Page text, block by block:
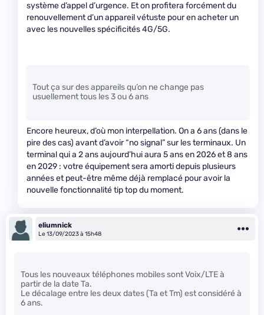
système d’appel d’urgence. Et on profitera forcément du
renouvellement d’un appareil vétuste pour en acheter un
avec les nouvelles spécificités 4G/5G.
Tout ça sur des appareils qu’on ne change pas
usuellement tous les 3 ou 6 ans
Encore heureux, d’où mon interpellation. On a 6 ans (dans le
pire des cas) avant d’avoir “no signal” sur les terminaux. Un
terminal qui a 2 ans aujourd’hui aura 5 ans en 2026 et 8 ans
en 2029 : votre équipement sera amorti depuis plusieurs
années et peut-être même déjà remplacé pour avoir la
nouvelle fonctionnalité tip top du moment.
eliumnick
Le 13/09/2023 à 15h48
Tous les nouveaux téléphones mobiles sont Voix/LTE à
partir de la date Ta.
Le décalage entre les deux dates (Ta et Tm) est considéré à
6 ans.